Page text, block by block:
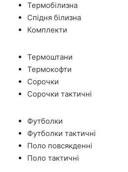
Термобілизна
Спідня білизна
Комплекти
Термоштани
Термокофти
Сорочки
Сорочки тактичні
Футболки
Футболки тактичні
Поло повсякденні
Поло тактичні